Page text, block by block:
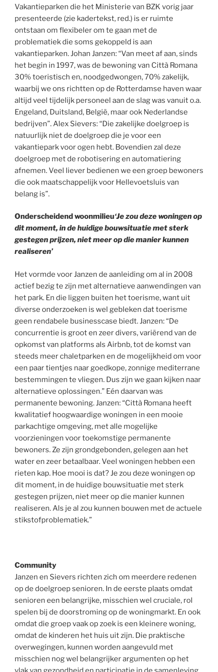
Vakantieparken die het Ministerie van BZK vorig jaar
presenteerde (zie kadertekst, red.) is er ruimte
ontstaan om flexibeler om te gaan met de
problematiek die soms gekoppeld is aan
vakantieparken. Johan Janzen: “Van meet af aan, sinds
het begin in 1997, was de bewoning van Città Romana
30% toeristisch en, noodgedwongen, 70% zakelijk,
waarbij we ons richtten op de Rotterdamse haven waar
altijd veel tijdelijk personeel aan de slag was vanuit o.a.
Engeland, Duitsland, België, maar ook Nederlandse
bedrijven”. Alex Sievers: “Die zakelijke doelgroep is
natuurlijk niet de doelgroep die je voor een
vakantiepark voor ogen hebt. Bovendien zal deze
doelgroep met de robotisering en automatiering
afnemen. Veel liever bedienen we een groep bewoners
die ook maatschappelijk voor Hellevoetsluis van
belang is”.
Onderscheidend woonmilieu‘Je zou deze woningen op
dit moment, in de huidige bouwsituatie met sterk
gestegen prijzen, niet meer op die manier kunnen
realiseren’
Het vormde voor Janzen de aanleiding om al in 2008
actief bezig te zijn met alternatieve aanwendingen van
het park. En die liggen buiten het toerisme, want uit
diverse onderzoeken is wel gebleken dat toerisme
geen rendabele businesscase biedt. Janzen: “De
concurrentie is groot en zeer divers, variërend van de
opkomst van platforms als Airbnb, tot de komst van
steeds meer chaletparken en de mogelijkheid om voor
een paar tientjes naar goedkope, zonnige mediterrane
bestemmingen te vliegen. Dus zijn we gaan kijken naar
alternatieve oplossingen.” Eén daarvan was
permanente bewoning. Janzen: “Città Romana heeft
kwalitatief hoogwaardige woningen in een mooie
parkachtige omgeving, met alle mogelijke
voorzieningen voor toekomstige permanente
bewoners. Ze zijn grondgebonden, gelegen aan het
water en zeer betaalbaar. Veel woningen hebben een
rieten kap. Hoe mooi is dat? Je zou deze woningen op
dit moment, in de huidige bouwsituatie met sterk
gestegen prijzen, niet meer op die manier kunnen
realiseren. Als je al zou kunnen bouwen met de actuele
stikstofproblematiek.”
Community
Janzen en Sievers richten zich om meerdere redenen
op de doelgroep senioren. In de eerste plaats omdat
senioren een belangrijke, misschien wel cruciale, rol
spelen bij de doorstroming op de woningmarkt. En ook
omdat die groep vaak op zoek is een kleinere woning,
omdat de kinderen het huis uit zijn. Die praktische
overwegingen, kunnen worden aangevuld met
misschien nog wel belangrijker argumenten op het